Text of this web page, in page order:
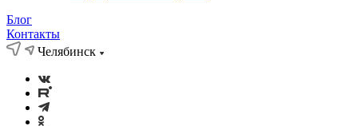
Блог
Контакты
Челябинск